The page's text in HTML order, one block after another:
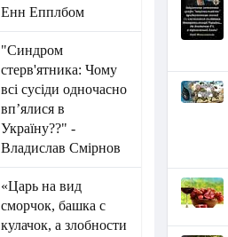
Енн Епплбом
"Синдром
стерв'ятника: Чому
всі сусіди одночасно
вп’ялися в
Україну??" -
Владислав Смірнов
«Царь на вид
сморчок, башка с
кулачок, а злобности